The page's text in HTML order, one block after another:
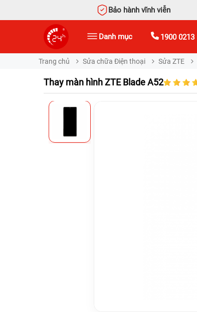
Bảo hành vĩnh viễn
Danh mục 1900 0213
Trang chủ Sửa chữa Điện thoại Sửa ZTE
Thay màn hình ZTE Blade A52